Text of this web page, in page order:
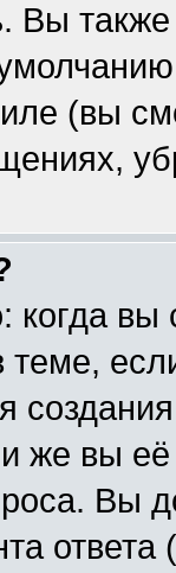
Вы
(вы
когда
же вы её
Вы
ответа